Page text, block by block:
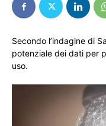
Secondo l’indagine di
potenziale dei dati per
uso.